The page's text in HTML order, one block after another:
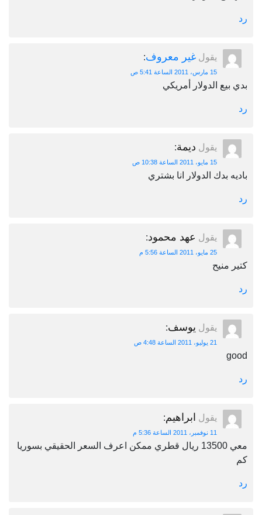
رد
يقول غير معروف:
15 مارس، 2011 الساعة 5:41 ص
بدي بيع الدولار أمريكي
رد
يقول ديمة:
15 مايو، 2011 الساعة 10:38 ص
باديه بدك الدولار انا بشتري
رد
يقول عهد محمود:
25 مايو، 2011 الساعة 5:56 م
كتير منيح
رد
يقول يوسف:
21 يوليو، 2011 الساعة 4:48 ص
good
رد
يقول ابراهيم:
11 نوفمبر، 2011 الساعة 5:36 م
معي 13500 ريال قطري ممكن اعرف السعر الحقيقي بسوريا
كم
رد